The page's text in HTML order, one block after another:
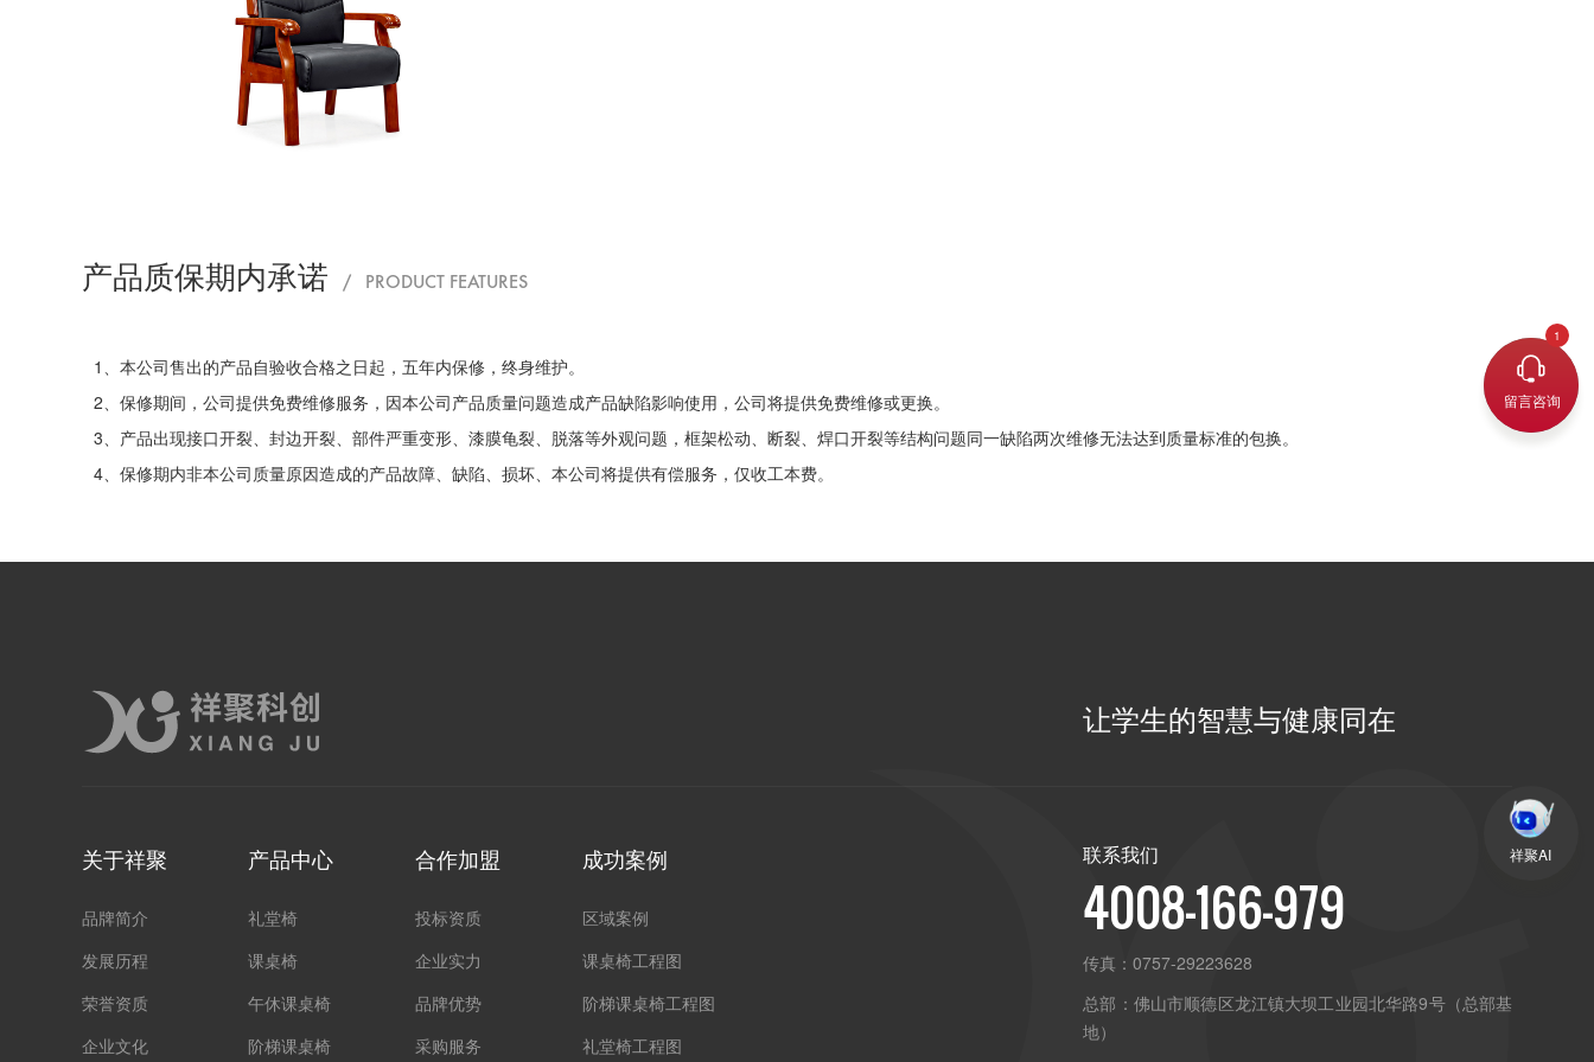
产品质保期内承诺 / PRODUCT FEATURES
1、本公司售出的产品自验收合格之日起，五年内保修，终身维护。
2、保修期间，公司提供免费维修服务，因本公司产品质量问题造成产品缺陷影响使用，公司将提供免费维修或更换。
3、产品出现接口开裂、封边开裂、部件严重变形、漆膜龟裂、脱落等外观问题，框架松动、断裂、焊口开裂等结构问题同一缺陷两次维修无法达到质量标准的包换。
4、保修期内非本公司质量原因造成的产品故障、缺陷、损坏、本公司将提供有偿服务，仅收工本费。
让学生的智慧与健康同在
关于祥聚
品牌简介
发展历程
荣誉资质
企业文化
产品中心
礼堂椅
课桌椅
午休课桌椅
阶梯课桌椅
合作加盟
投标资质
企业实力
品牌优势
采购服务
成功案例
区域案例
课桌椅工程图
阶梯课桌椅工程图
礼堂椅工程图
联系我们
4008-166-979
传真：0757-29223628
总部： 佛山市顺德区龙江镇大坝工业园北华路9号（总部基
地）
留言咨询
祥聚AI